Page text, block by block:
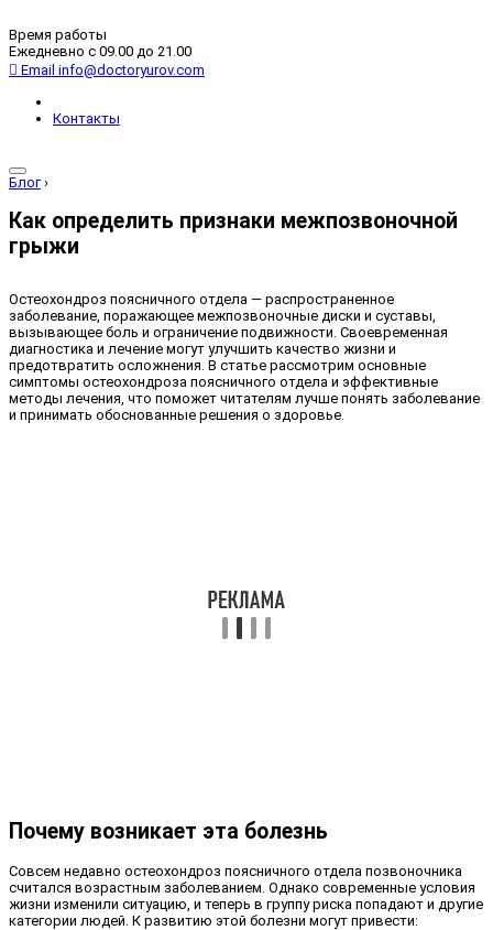
Время работы
Ежедневно с 09.00 до 21.00
Email info@doctoryurov.com
Контакты
Блог ›
Как определить признаки межпозвоночной
грыжи
Остеохондроз поясничного отдела — распространенное
заболевание, поражающее межпозвоночные диски и суставы,
вызывающее боль и ограничение подвижности. Своевременная
диагностика и лечение могут улучшить качество жизни и
предотвратить осложнения. В статье рассмотрим основные
симптомы остеохондроза поясничного отдела и эффективные
методы лечения, что поможет читателям лучше понять заболевание
и принимать обоснованные решения о здоровье.
Почему возникает эта болезнь
Совсем недавно остеохондроз поясничного отдела позвоночника
считался возрастным заболеванием. Однако современные условия
жизни изменили ситуацию, и теперь в группу риска попадают и другие
категории людей. К развитию этой болезни могут привести: